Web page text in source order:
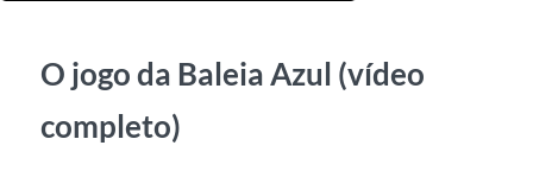
O jogo da Baleia Azul (vídeo
completo)